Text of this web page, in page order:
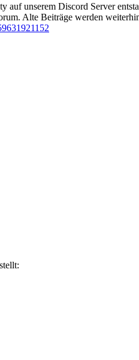
auf unserem Discord Server
Alte Beiträge werden